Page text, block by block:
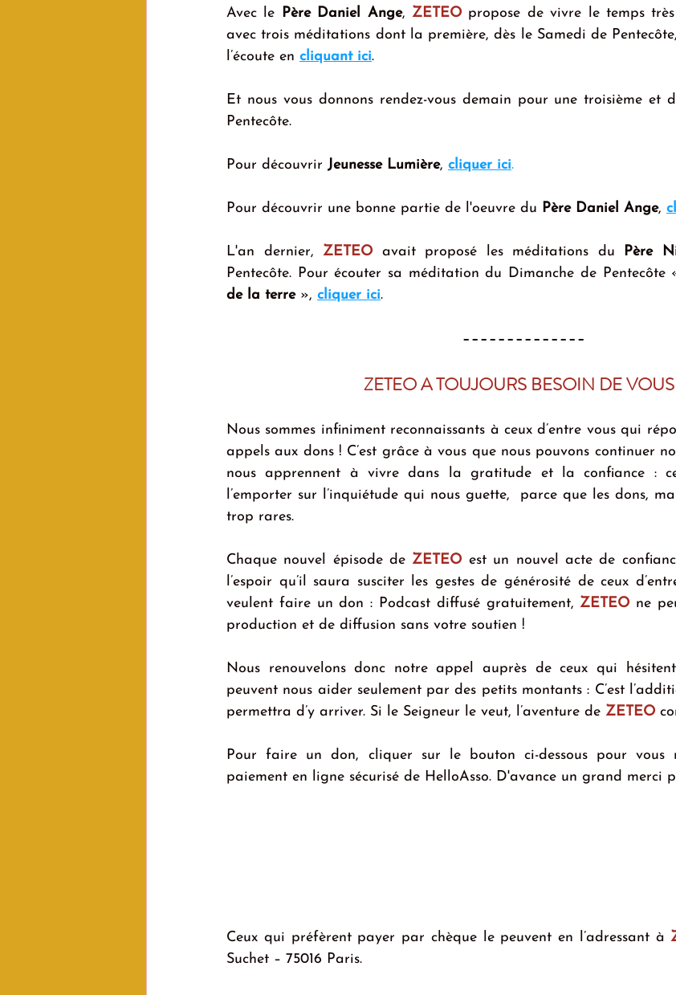
Avec le Père Daniel Ange, ZETEO propose de vivre le temps
avec trois méditations dont la première, dès le Samedi de
l’écoute en cliquant ici.
Et nous vous donnons rendez-vous demain pour une troisième et
Pentecôte.
Pour découvrir Jeunesse Lumière, cliquer ici.
Pour découvrir une bonne partie de l'oeuvre du Père Daniel Ange,
L'an dernier, ZETEO avait proposé les méditations du Père
Pentecôte. Pour écouter sa méditation du Dimanche de Pentecôte
de la terre », cliquer ici.
--------------
ZETEO A TOUJOURS BESOIN DE
Nous sommes infiniment reconnaissants à ceux d’entre vous qui
appels aux dons ! C’est grâce à vous que nous pouvons continuer
nous apprennent à vivre dans la gratitude et la confiance :
l’emporter sur l’inquiétude qui nous guette,  parce que les dons,
trop rares.
Chaque nouvel épisode de ZETEO est un nouvel acte de
l’espoir qu’il saura susciter les gestes de générosité de ceux
veulent faire un don : Podcast diffusé gratuitement, ZETEO ne
production et de diffusion sans votre soutien !
Nous renouvelons donc notre appel auprès de ceux qui
peuvent nous aider seulement par des petits montants : C’est
permettra d’y arriver. Si le Seigneur le veut, l’aventure de ZETEO
Pour faire un don, cliquer sur le bouton ci-dessous pour
paiement en ligne sécurisé de HelloAsso. D'avance un grand merci
Ceux qui préfèrent payer par chèque le peuvent en l’adressant à
Suchet – 75016 Paris.